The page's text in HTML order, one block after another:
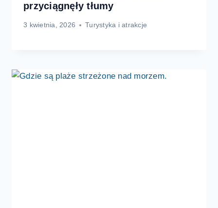
przyciągnęły tłumy
3 kwietnia, 2026 Turystyka i atrakcje